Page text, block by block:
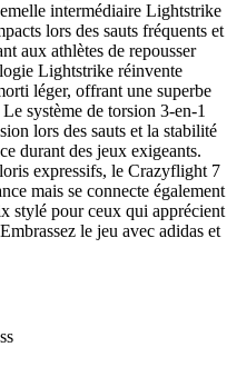
intermédiaire Lightstrike
lors des sauts fréquents et
aux athlètes de repousser
Lightstrike réinvente
léger, offrant une superbe
système de torsion 3-en-1
lors des sauts et la stabilité
durant des jeux exigeants.
expressifs, le Crazyflight 7
mais se connecte également
stylé pour ceux qui apprécient
le jeu avec adidas et